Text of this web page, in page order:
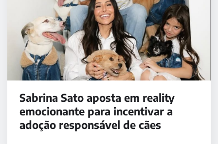
Sabrina Sato aposta em reality
emocionante para incentivar a
adoção responsável de cães